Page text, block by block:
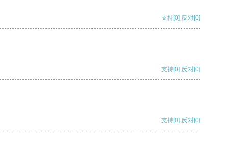
支持[0] 反对[0]
支持[0] 反对[0]
支持[0] 反对[0]